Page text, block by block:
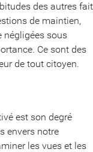
des autres fait
de maintien,
négligées sous
Ce sont des
de tout citoyen.
est son degré
envers notre
les vues et les